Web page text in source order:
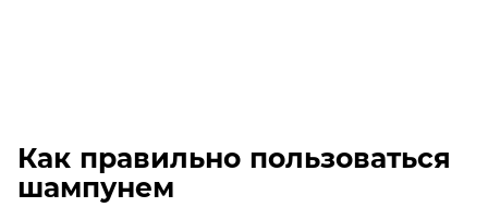
Как правильно пользоваться
шампунем